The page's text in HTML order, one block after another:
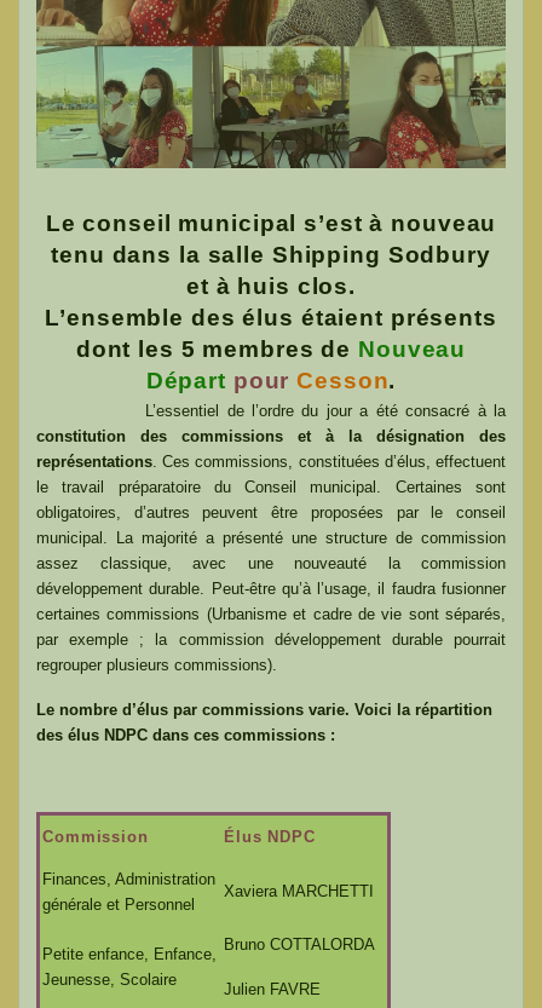
Le conseil municipal s’est à nouveau
tenu dans la salle Shipping Sodbury
et à huis clos.
L’ensemble des élus étaient présents
dont les 5 membres de Nouveau
Départ pour Cesson.
L’essentiel de l’ordre du jour a été consacré à la
constitution des commissions et à la désignation des
représentations . Ces commissions, constituées d’élus, effectuent
le travail préparatoire du Conseil municipal. Certaines sont
obligatoires, d’autres peuvent être proposées par le conseil
municipal. La majorité a présenté une structure de commission
assez classique, avec une nouveauté la commission
développement durable. Peut-être qu’à l’usage, il faudra fusionner
certaines commissions (Urbanisme et cadre de vie sont séparés,
par exemple ; la commission développement durable pourrait
regrouper plusieurs commissions).
Le nombre d’élus par commissions varie. Voici la répartition
des élus NDPC dans ces commissions :
Commission Élus NDPC
Finances, Administration
générale et Personnel
Xaviera MARCHETTI
Petite enfance, Enfance,
Jeunesse, Scolaire
Bruno COTTALORDA
Julien FAVRE